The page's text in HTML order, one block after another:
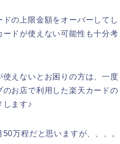
の上限金額をオーバーしてし
ドが使えない可能性も十分考
えないとお困りの方は、一度
お店で利用した楽天カードの
します♪
万程だと思いますが、、、。